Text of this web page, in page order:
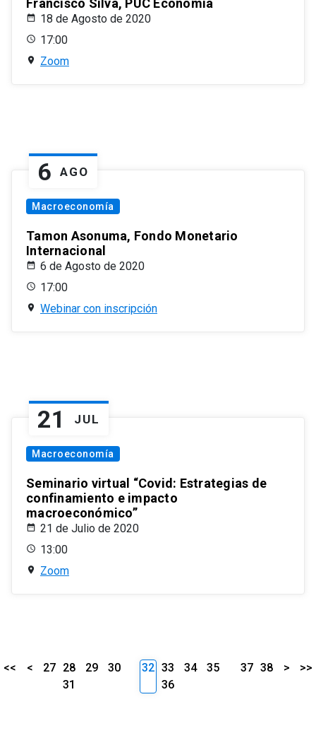
Francisco Silva, PUC Economía
18 de Agosto de 2020
17:00
Zoom
6 AGO
Macroeconomía
Tamon Asonuma, Fondo Monetario
Internacional
6 de Agosto de 2020
17:00
Webinar con inscripción
21 JUL
Macroeconomía
Seminario virtual “Covid: Estrategias de
confinamiento e impacto
macroeconómico”
21 de Julio de 2020
13:00
Zoom
<< < 27 28 29
30
31
32 33 34
35
36
37 38 > >>